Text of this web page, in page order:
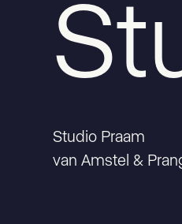
Studio Praam
van Amstel &